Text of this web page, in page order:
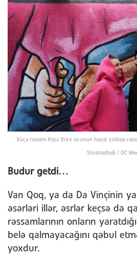
Küçə rəssamı Ksyu Brice və onun həyat yoldaşı-
Shoshiashvili / OC
Budur getdi…
Van Qoq, ya da Da Vinçinin
əsərləri illər, əsrlər keçsə də
rəssamlarının onların
belə qalmayacağını qəbul
yoxdur.